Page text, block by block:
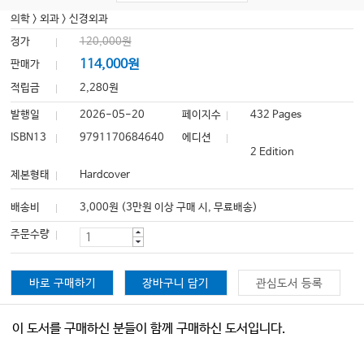
의학 >외과 >신경외과
정가
120,000원
판매가
114,000원
적립금 2,280원
발행일 2026-05-20 페이지수
432 Pages
ISBN13
9791170684640
에디션
2 Edition
제본형태
Hardcover
배송비 3,000원 (3만원 이상 구매 시, 무료배송)
주문수량
바로 구매하기 장바구니 담기 관심도서 등록
이 도서를 구매하신 분들이 함께 구매하신 도서입니다.